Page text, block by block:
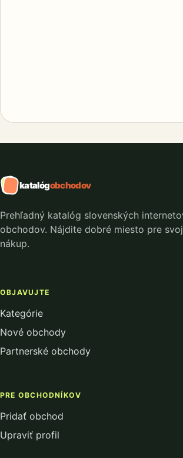
katalógobchodov
Prehľadný katalóg slovenských
obchodov. Nájdite dobré miesto pre
nákup.
OBJAVUJTE
Kategórie
Nové obchody
Partnerské obchody
PRE OBCHODNÍKOV
Pridať obchod
Upraviť profil